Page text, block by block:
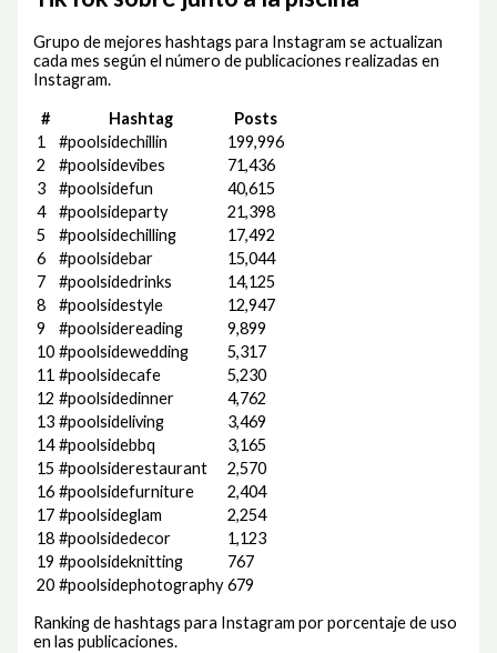
Grupo de mejores hashtags para Instagram se actualizan
cada mes según el número de publicaciones realizadas en
Instagram.
# Hashtag
Posts
1
#poolsidechillin
199,996
2
#poolsidevibes
71,436
3
#poolsidefun
40,615
4
#poolsideparty
21,398
5
#poolsidechilling
17,492
6
#poolsidebar
15,044
7
#poolsidedrinks
14,125
8
#poolsidestyle
12,947
9
#poolsidereading
9,899
10 #poolsidewedding
5,317
11 #poolsidecafe
5,230
12 #poolsidedinner
4,762
13 #poolsideliving
3,469
14 #poolsidebbq
3,165
15 #poolsiderestaurant
2,570
16 #poolsidefurniture
2,404
17 #poolsideglam
2,254
18 #poolsidedecor
1,123
19 #poolsideknitting
767
20 #poolsidephotography 679
Ranking de hashtags para Instagram por porcentaje de uso
en las publicaciones.